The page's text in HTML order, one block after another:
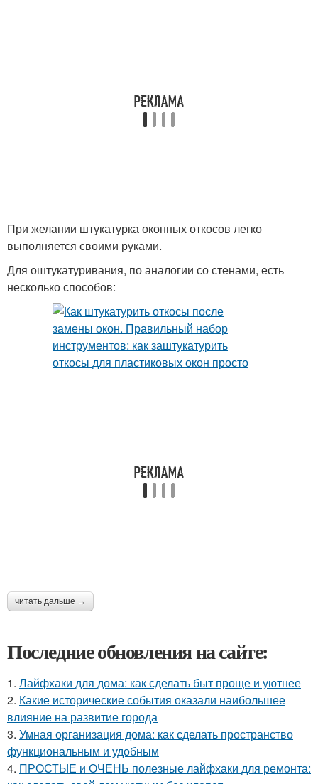
При желании штукатурка оконных откосов легко
выполняется своими руками.
Для оштукатуривания, по аналогии со стенами, есть
несколько способов:
читать дальше →
Последние обновления на сайте:
1. Лайфхаки для дома: как сделать быт проще и уютнее
2. Какие исторические события оказали наибольшее
влияние на развитие города
3. Умная организация дома: как сделать пространство
функциональным и удобным
4. ПРОСТЫЕ и ОЧЕНЬ полезные лайфхаки для ремонта: